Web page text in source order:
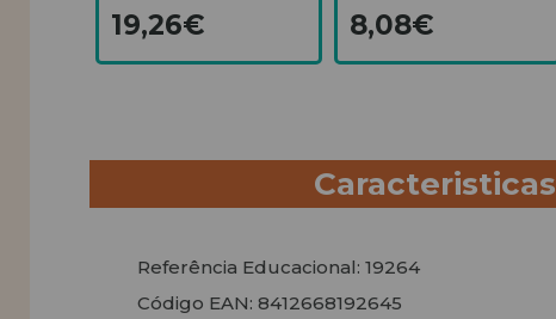
19,26€ 8,08€
Caracteristicas
Referência Educacional: 19264
Código EAN: 8412668192645